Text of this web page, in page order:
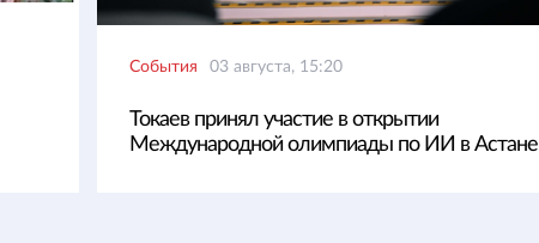
События 03 августа, 15:20
Токаев принял участие в открытии
Международной олимпиады по ИИ в Астане